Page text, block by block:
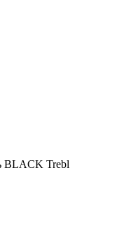
BLACK Trebl